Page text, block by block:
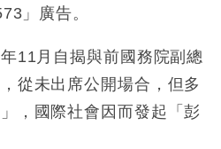
」廣告。
11月自揭與前國務院副總
從未出席公開場合，但多
，國際社會因而發起「彭